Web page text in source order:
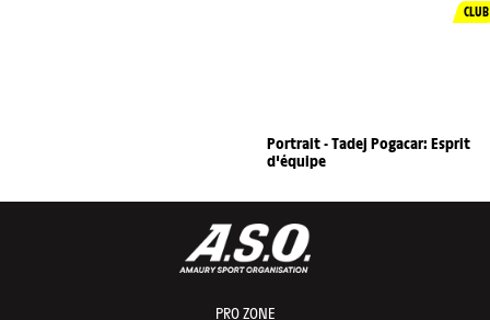
CLUB
Portrait - Tadej Pogacar: Esprit
d'équipe
PRO ZONE